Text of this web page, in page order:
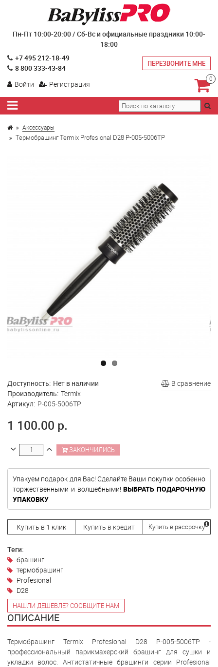
Пн-Пт 10:00-20:00 / Сб-Вс и официальные праздники 10:00-
18:00
+7 495 212-18-49
8 800 333-43-84
ПЕРЕЗВОНИТЕ МНЕ
Войти Регистрация
0
Аксессуары
Термобрашинг Termix Profesional D28 P-005-5006TP
В сравнение
Доступность: Нет в наличии
Производитель: Termix
Артикул: P-005-5006TP
1 100.00 р.
ЗАКОНЧИЛИСЬ
Упакуем подарок для Вас! Сделайте Ваши покупки особенно
торжественными и волшебными!ВЫБРАТЬ ПОДАРОЧНУЮ
УПАКОВКУ
Купить в 1 клик Купить в кредит Купить в рассрочку
Теги:
брашинг
термобрашинг
Profesional
D28
НАШЛИ ДЕШЕВЛЕ? СООБЩИТЕ НАМ
ОПИСАНИЕ
Термобрашинг Termix Profesional D28 P-005-5006TP -
профессиональный парикмахерский брашинг для сушки и
укладки волос. Антистатичные брашинги серии Profesional